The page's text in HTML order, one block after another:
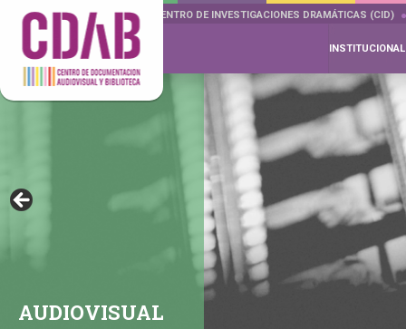
DOCUMENTA DRAMÁTICAS CENTRO DE INVESTIGACIONES DRAMÁTICAS (CID)
INSTITUCIONAL
AUDIOVISUAL